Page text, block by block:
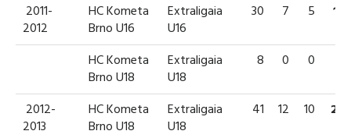
2011-
2012
HC Kometa
Brno U16
Extraligaia
U16
30 7 5 12
HC Kometa
Brno U18
Extraligaia
U18
8 0 0
2012-
2013
HC Kometa
Brno U18
Extraligaia
U18
41 12 10 22